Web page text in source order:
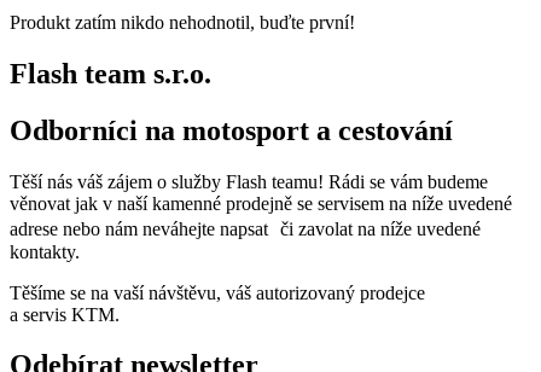
Produkt zatím nikdo nehodnotil, buďte první!
Flash team s.r.o.
Odborníci na motosport a cestování
Těší nás váš zájem o služby Flash teamu! Rádi se vám budeme
věnovat jak v naší kamenné prodejně se servisem na níže uvedené
adrese nebo nám neváhejte napsat či zavolat na níže uvedené
kontakty.
Těšíme se na vaší návštěvu, váš autorizovaný prodejce
a servis KTM.
Odebírat newsletter